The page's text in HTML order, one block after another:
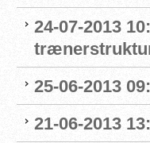
24-07-2013
25-06-2013
21-06-2013